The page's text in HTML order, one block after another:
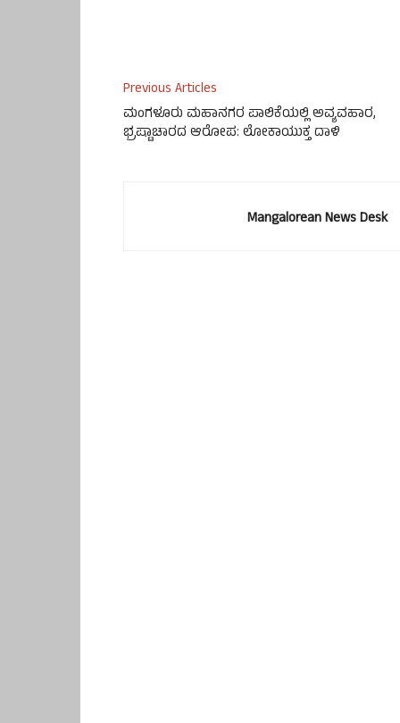
Previous Articles
ಮಂಗಳೂರು ಮಹಾನಗರ ಪಾಲಿಕೆಯಲ್ಲಿ ಅವ್ಯವಹಾರ,
ಭ್ರಷ್ಟಾಚಾರದ ಆರೋಪ: ಲೋಕಾಯುಕ್ತ ದಾಳಿ
Mangalorean News Desk